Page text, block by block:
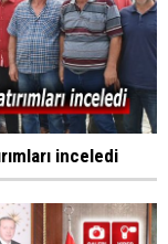
inceledi